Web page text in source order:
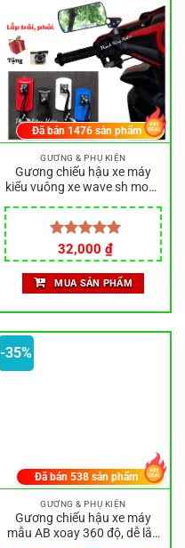
GƯƠNG & PHỤ KIỆN
Gương chiếu hậu xe máy
kiểu vuông xe wave sh mode
vision vario lead xe điện xe
cub chất lượng
Được xếp
hạng5.00
5 sao
32,000 ₫
Đã bán 1476sản phẩm
MUA SẢN PHẨM
-35%
GƯƠNG & PHỤ KIỆN
Gương chiếu hậu xe máy
mẫu AB xoay 360 độ, dễ lắp
Đã bán538 sản phẩm